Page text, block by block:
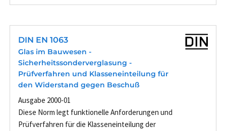
DIN EN 1063
Glas im Bauwesen -
Sicherheitssonderverglasung -
Prüfverfahren und Klasseneinteilung für
den Widerstand gegen Beschuß
Ausgabe 2000-01
Diese Norm legt funktionelle Anforderungen und
Prüfverfahren für die Klasseneinteilung der